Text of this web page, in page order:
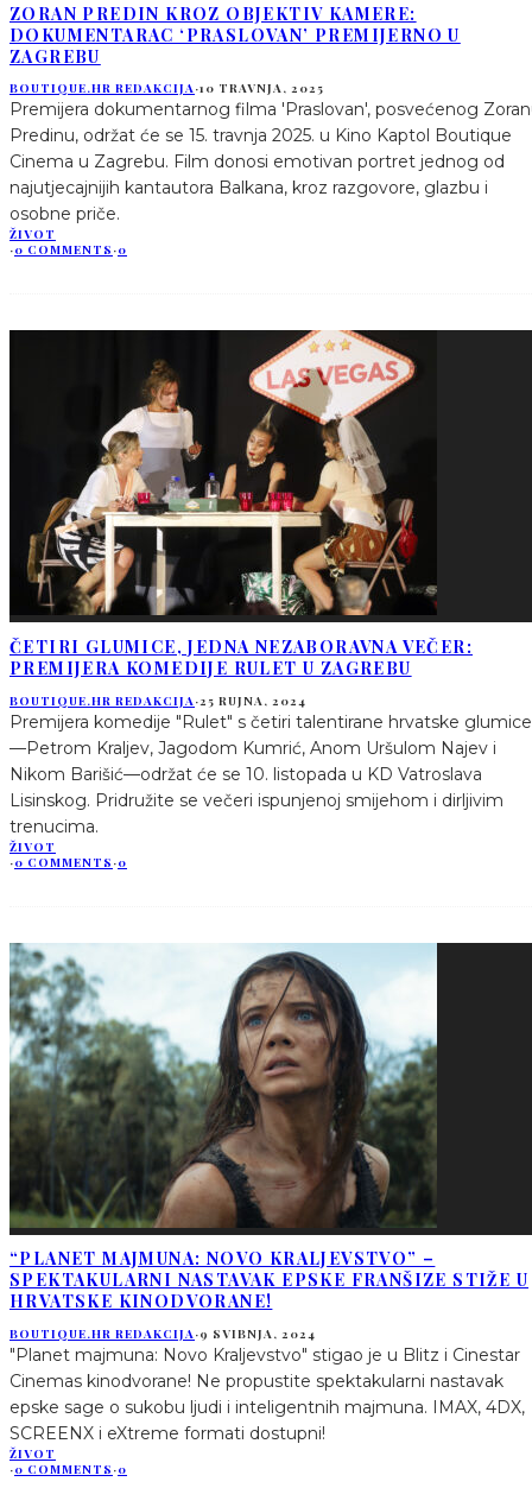
ZORAN PREDIN KROZ OBJEKTIV KAMERE:
DOKUMENTARAC ‘PRASLOVAN’ PREMIJERNO U
ZAGREBU
BOUTIQUE.HR REDAKCIJA·10 TRAVNJA, 2025
Premijera dokumentarnog filma 'Praslovan', posvećenog
Predinu, održat će se 15. travnja 2025. u Kino Kaptol Boutique
Cinema u Zagrebu. Film donosi emotivan portret jednog od
najutjecajnijih kantautora Balkana, kroz razgovore, glazbu i
osobne priče.
ŽIVOT
·0 COMMENTS ·0
ČETIRI GLUMICE, JEDNA NEZABORAVNA VEČER:
PREMIJERA KOMEDIJE RULET U ZAGREBU
BOUTIQUE.HR REDAKCIJA ·25 RUJNA, 2024
Premijera komedije "Rulet" s četiri talentirane hrvatske glumice
—Petrom Kraljev, Jagodom Kumrić, Anom Uršulom Najev i
Nikom Barišić—održat će se 10. listopada u KD Vatroslava
Lisinskog. Pridružite se večeri ispunjenoj smijehom i dirljivim
trenucima.
ŽIVOT
·0 COMMENTS ·0
“PLANET MAJMUNA: NOVO KRALJEVSTVO” –
SPEKTAKULARNI NASTAVAK EPSKE FRANŠIZE STIŽE U
HRVATSKE KINODVORANE!
BOUTIQUE.HR REDAKCIJA·9 SVIBNJA, 2024
"Planet majmuna: Novo Kraljevstvo" stigao je u Blitz i Cinestar
Cinemas kinodvorane! Ne propustite spektakularni nastavak
epske sage o sukobu ljudi i inteligentnih majmuna. IMAX, 4DX,
SCREENX i eXtreme formati dostupni!
ŽIVOT
·0 COMMENTS ·0